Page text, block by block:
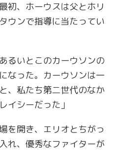
初、ホーウスは父とホリ
ウンで指導に当たってい
るいとこのカーウソンの
なった。カーウソンは一
、私たち第二世代のなか
イシーだった」
を開き、エリオとちがっ
れ、優秀なファイターが